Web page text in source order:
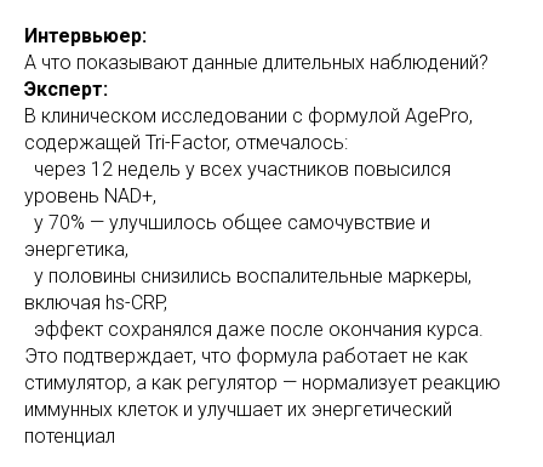
Интервьюер:
А что показывают данные длительных наблюдений?
Эксперт:
В клиническом исследовании с формулой AgePro,
содержащей Tri-Factor, отмечалось:
через 12 недель у всех участников повысился
уровень NAD+,
у 70% — улучшилось общее самочувствие и
энергетика,
у половины снизились воспалительные маркеры,
включая hs-CRP,
эффект сохранялся даже после окончания курса.
Это подтверждает, что формула работает не как
стимулятор, а как регулятор — нормализует реакцию
иммунных клеток и улучшает их энергетический
потенциал